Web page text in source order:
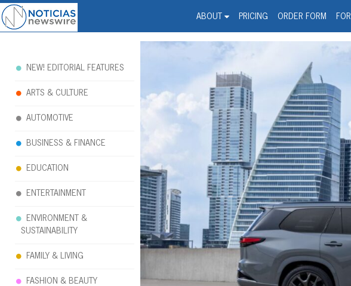
ABOUT PRICING ORDER FORM
Noticias Newswire - Hispanic
NEW! EDITORIAL FEATURES
ARTS & CULTURE
AUTOMOTIVE
BUSINESS & FINANCE
EDUCATION
ENTERTAINMENT
ENVIRONMENT &
SUSTAINABILITY
FAMILY & LIVING
FASHION & BEAUTY